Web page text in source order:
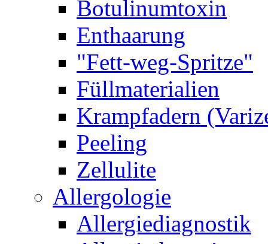
Botulinumtoxin
Enthaarung
"Fett-weg-Spritze"
Füllmaterialien
Krampfadern
Peeling
Zellulite
Allergologie
Allergiediagnostik